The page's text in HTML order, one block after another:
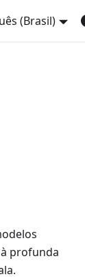
(Brasil)
profunda